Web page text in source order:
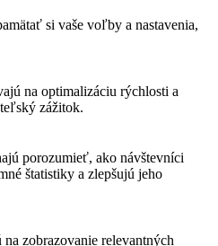
si vaše voľby a nastavenia,
na optimalizáciu rýchlosti a
zážitok.
porozumieť, ako návštevníci
štatistiky a zlepšujú jeho
zobrazovanie relevantných